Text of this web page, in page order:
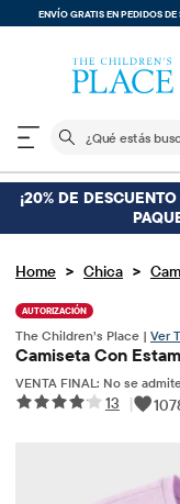
ENVÍO GRATIS EN PEDIDOS
El
¡20% DE
Home > Chica >
AUTORIZACIÓN
The Children’s Place | Ver
Camiseta Con
VENTA FINAL: No se
13 |